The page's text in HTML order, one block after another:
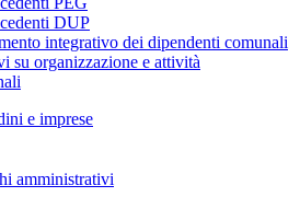
DUP
integrativo dei dipendenti comunali
su organizzazione e attività
e imprese
amministrativi